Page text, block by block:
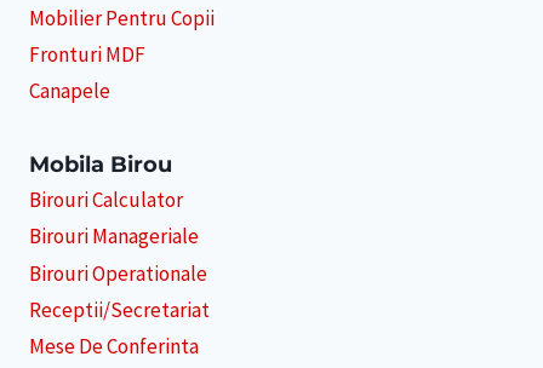
Mobilier Pentru Copii
Fronturi MDF
Canapele
Mobila Birou
Birouri Calculator
Birouri Manageriale
Birouri Operationale
Receptii/Secretariat
Mese De Conferinta